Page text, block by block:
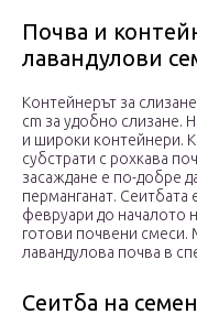
Почва и
лавандулови
Контейнерът за
cm за удобно слизане.
и широки контейнери.
субстрати с рохкава
засаждане е по-добре
перманганат.
февруари до началото
готови почвени смеси.
лавандулова почва в
Сеитба на